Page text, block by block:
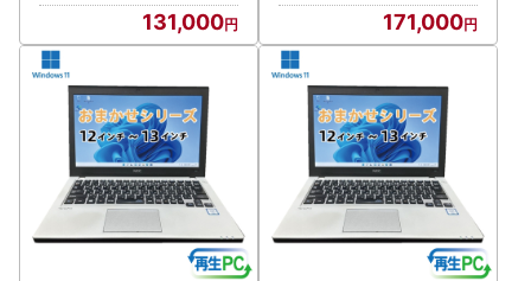
131,000 171,000